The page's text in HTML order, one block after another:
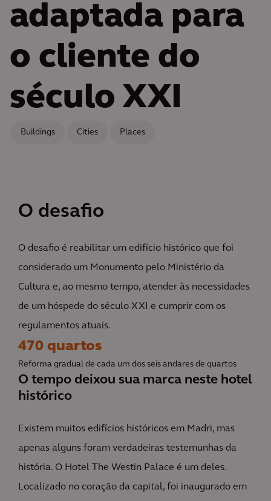
adaptada para
o cliente do
século XXI
Buildings Cities Places
O desafio
O desafio é reabilitar um edifício histórico que foi
considerado um Monumento pelo Ministério da
Cultura e, ao mesmo tempo, atender às necessidades
de um hóspede do século XXI e cumprir com os
regulamentos atuais.
470 quartos
Reforma gradual de cada um dos seis andares de quartos
O tempo deixou sua marca neste hotel
histórico
Existem muitos edifícios históricos em Madri, mas
apenas alguns foram verdadeiras testemunhas da
história. O Hotel The Westin Palace é um deles.
Localizado no coração da capital, foi inaugurado em